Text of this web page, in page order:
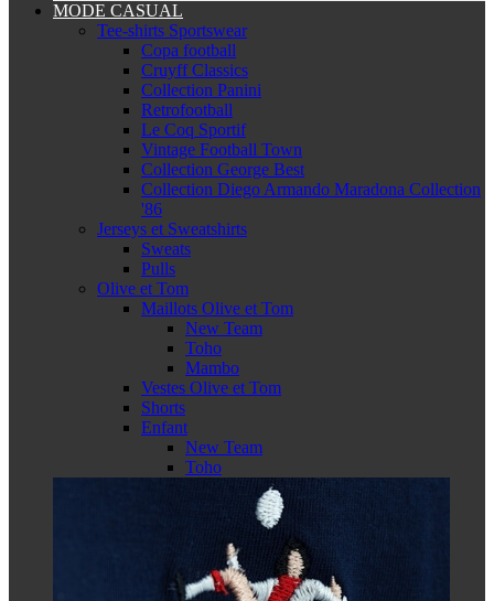
MODE CASUAL
Tee-shirts Sportswear
Copa football
Cruyff Classics
Collection Panini
Retrofootball
Le Coq Sportif
Vintage Football Town
Collection George Best
Collection Diego Armando Maradona Collection
'86
Jerseys et Sweatshirts
Sweats
Pulls
Olive et Tom
Maillots Olive et Tom
New Team
Toho
Mambo
Vestes Olive et Tom
Shorts
Enfant
New Team
Toho